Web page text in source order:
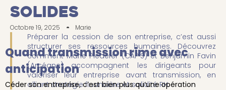
solides
Octobre 19, 2025 Marie
Préparer la cession de son entreprise, c’est aussi
structurer ses ressources humaines. Découvrez
comment Marie Piedefer (CAP’S) et Benjamin Favin
(Arcéane) accompagnent les dirigeants pour
valoriser leur entreprise avant transmission, en
alliant stratégie financière et solidité RH.
Quand transmission rime avec
anticipation
Céder son entreprise, c’est bien plus qu’une opération